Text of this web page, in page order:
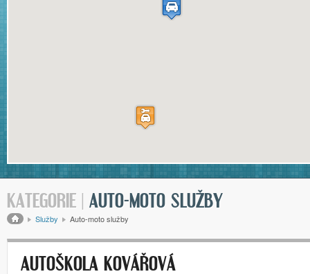
KATEGORIE | AUTO-MOTO SLUŽBY
Drobečková navigace
Služby Auto-moto služby
AUTOŠKOLA KOVÁŘOVÁ